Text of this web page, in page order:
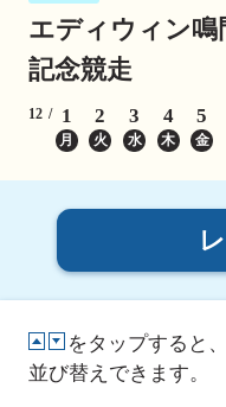
エディウィン鳴
記念競走
12 1
月
2
火
3
水
4
木
5
金
をタップすると
並び替えできます。